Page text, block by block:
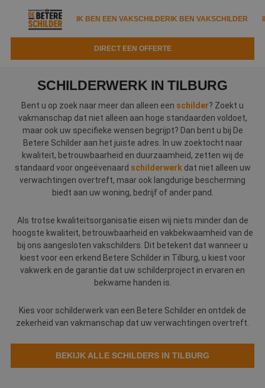
IK BEN EEN VAKSCHILDERIK BEN VAKSCHILDER
DIRECT EEN OFFERTE
Tools
Kennisbank
Infopakket
Verfspuitbedrijf?
Zoeken naar een schilder
Tips
Garantie
Waarom de betere schilder?
Binnenschilderwerk
DIRECT EEN OFFERTE
Over ons
Nieuws & blog
Vacatures
Veelgestelde vragen
Magazines
SCHILDERWERK IN TILBURG
Bent u op zoek naar meer dan alleen een schilder? Zoekt u
vakmanschap dat niet alleen aan hoge standaarden voldoet,
maar ook uw specifieke wensen begrijpt? Dan bent u bij De
Betere Schilder aan het juiste adres. In uw zoektocht naar
kwaliteit, betrouwbaarheid en duurzaamheid, zetten wij de
standaard voor ongeëvenaard schilderwerkdat niet alleen uw
verwachtingen overtreft, maar ook langdurige bescherming
biedt aan uw woning, bedrijf of ander pand.
Als trotse kwaliteitsorganisatie eisen wij niets minder dan de
hoogste kwaliteit, betrouwbaarheid en vakbekwaamheid van de
bij ons aangesloten vakschilders. Dit betekent dat wanneer u
kiest voor een erkend Betere Schilder in Tilburg, u kiest voor
vakwerk en de garantie dat uw schilderproject in ervaren en
bekwame handen is.
Kies voor schilderwerk van een Betere Schilder en ontdek de
zekerheid van vakmanschap dat uw verwachtingen overtreft.
BEKIJK ALLE SCHILDERS IN TILBURG